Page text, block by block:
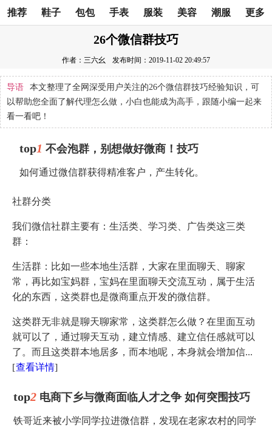
推荐 鞋子 包包 手表 服装 美容 潮服 更多
26个微信群技巧
作者：三六幺 发布时间：2019-11-02 20:49:57
导语
本文整理了全网深受用户关注的26个微信群技巧经验知识，可
以帮助您全面了解代理怎么做，小白也能成为高手，跟随小编一起来
看一看吧！
top1 不会泡群，别想做好微商！技巧
如何通过微信群获得精准客户，产生转化。
社群分类
我们微信社群主要有：生活类、学习类、广告类这三类
群：
生活群：比如一些本地生活群，大家在里面聊天、聊家
常，再比如宝妈群，宝妈在里面聊天交流互动，属于生活
化的东西，这类群也是微商重点开发的微信群。
这类群无非就是聊天聊家常，这类群怎么做？在里面互动
就可以了，通过聊天互动，建立情感、建立信任感就可以
了。而且这类群本地居多，而本地呢，本身就会增加信...
[查看详情]
top2 电商下乡与微商面临人才之争 如何突围技巧
铁哥近来被小学同学拉进微信群，发现在老家农村的同学